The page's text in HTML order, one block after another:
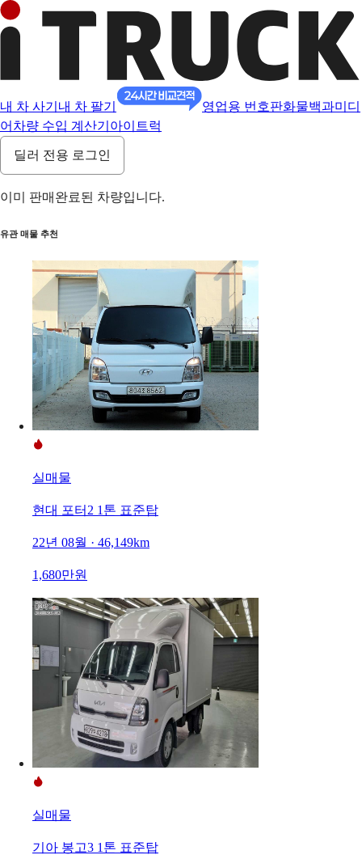
내 차 사기 내 차 팔기 영업용 번호판화물백과미디
어 차량 수입 계산기 아이트럭
딜러 전용 로그인
이미 판매완료된 차량입니다.
유관 매물 추천
실매물
현대 포터2 1톤 표준탑
22년 08월 · 46,149km
1,680만원
실매물
기아 봉고3 1톤 표준탑